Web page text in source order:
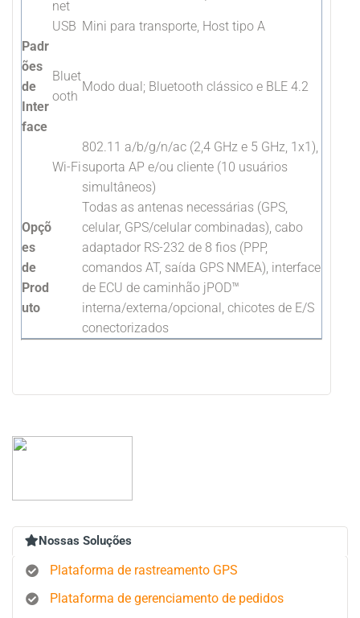
net
USB Mini para transporte, Host tipo A
Padr
ões
de
Inter
face
Bluet
ooth
Modo dual; Bluetooth clássico e BLE 4.2
Wi-Fi
802.11 a/b/g/n/ac (2,4 GHz e 5 GHz, 1x1),
suporta AP e/ou cliente (10 usuários
simultâneos)
Opçõ
es
de
Prod
uto
Todas as antenas necessárias (GPS,
celular, GPS/celular combinadas), cabo
adaptador RS-232 de 8 fios (PPP,
comandos AT, saída GPS NMEA), interface
de ECU de caminhão jPOD™
interna/externa/opcional, chicotes de E/S
conectorizados
Nossas Soluções
Plataforma de rastreamento GPS
Plataforma de gerenciamento de pedidos